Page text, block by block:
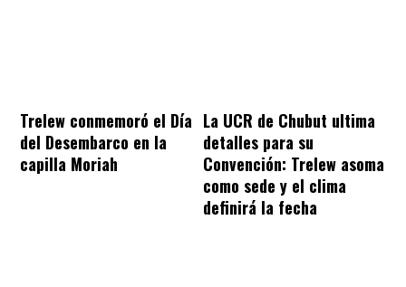
Trelew conmemoró el Día
del Desembarco en la
capilla Moriah
La UCR de Chubut ultima
detalles para su
Convención: Trelew asoma
como sede y el clima
definirá la fecha